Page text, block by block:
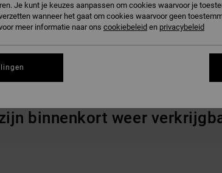
binnenkort weer
Je kunt je keuzes aanpassen om cookies waarvoor je
wanneer het gaat om cookies waarvoor geen
meer informatie naar ons cookiebeleid en privacybeleid